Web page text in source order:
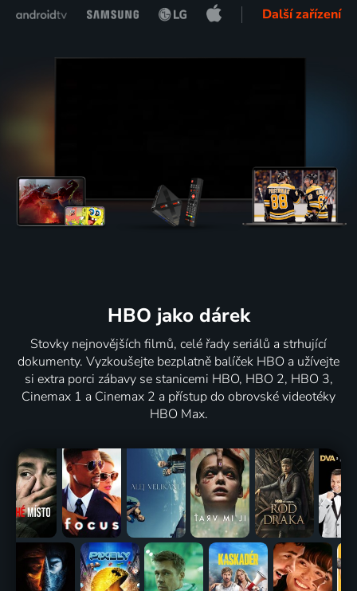
Další zařízení
HBO jako dárek
Stovky nejnovějších filmů, celé řady seriálů a strhující
dokumenty. Vyzkoušejte bezplatně balíček HBO a užívejte
si extra porci zábavy se stanicemi HBO, HBO 2, HBO 3,
Cinemax 1 a Cinemax 2 a přístup do obrovské videotéky
HBO Max.